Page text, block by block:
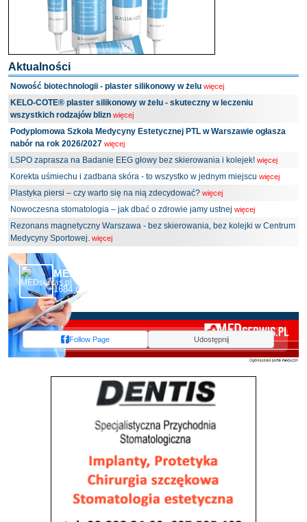
Aktualności
Nowość biotechnologii - plaster silikonowy w żelu więcej
KELO-COTE® plaster silikonowy w żelu - skuteczny w leczeniu
wszystkich rodzajów blizn więcej
Podyplomowa Szkoła Medycyny Estetycznej PTL w Warszawie ogłasza
nabór na rok 2026/2027 więcej
LSPO zaprasza na Badanie EEG głowy bez skierowania i kolejek! więcej
Korekta uśmiechu i zadbana skóra - to wszystko w jednym miejscu więcej
Plastyka piersi – czy warto się na nią zdecydować? więcej
Nowoczesna stomatologia – jak dbać o zdrowie jamy ustnej więcej
Rezonans magnetyczny Warszawa - bez skierowania, bez kolejki w Centrum
Medycyny Sportowej. więcej
MEDserwis.pl - Ogólnopolski Portal Medyczny
1684 obserwujących
Follow Page Udostępnij